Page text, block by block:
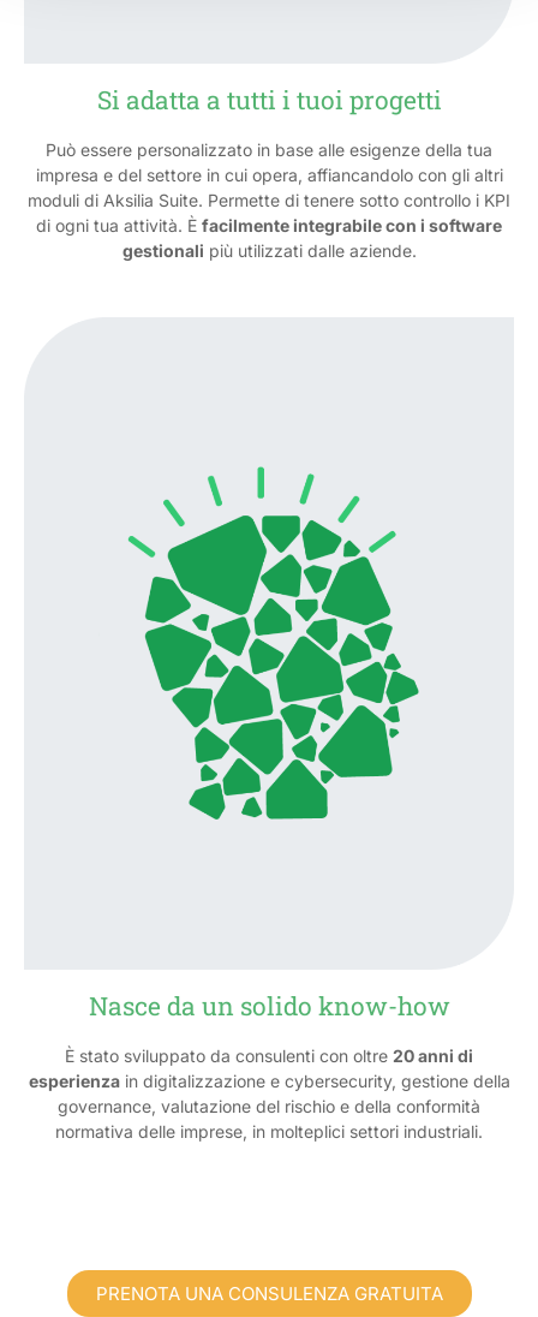
Si adatta a tutti i tuoi progetti
Può essere personalizzato in base alle esigenze della tua
impresa e del settore in cui opera, affiancandolo con gli altri
moduli di Aksilia Suite. Permette di tenere sotto controllo i KPI
di ogni tua attività. È facilmente integrabile con i software
gestionali più utilizzati dalle aziende.
Nasce da un solido know-how
È stato sviluppato da consulenti con oltre 20 anni di
esperienzain digitalizzazione e cybersecurity, gestione della
governance, valutazione del rischio e della conformità
normativa delle imprese, in molteplici settori industriali.
PRENOTA UNA CONSULENZA GRATUITA